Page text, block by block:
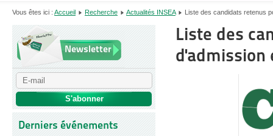
Vous êtes ici : Accueil Recherche Actualités INSEA Liste des candidats retenus
Newsletter
Derniers événements
Liste des
d'admission